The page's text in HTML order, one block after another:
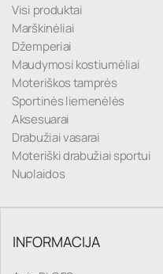
Visi produktai
Marškinėliai
Džemperiai
Maudymosi kostiumėliai
Moteriškos tamprės
Sportinės liemenėlės
Aksesuarai
Drabužiai vasarai
Moteriški drabužiai sportui
Nuolaidos
INFORMACIJA